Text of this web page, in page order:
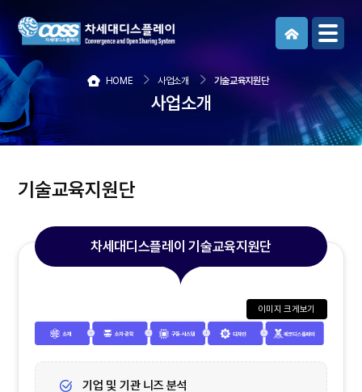
메뉴보기
HOME 사업소개 기술교육지원단
사업소개
기술교육지원단
차세대디스플레이 기술교육지원단
이미지 크게보기
기업 및 기관 니즈 분석